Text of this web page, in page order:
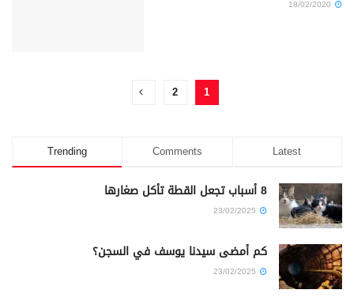
1
2
Trending Comments Latest
8 أسباب تجعل القطة تأكل صغارها
كم أمضى سيدنا يوسف في السجن؟